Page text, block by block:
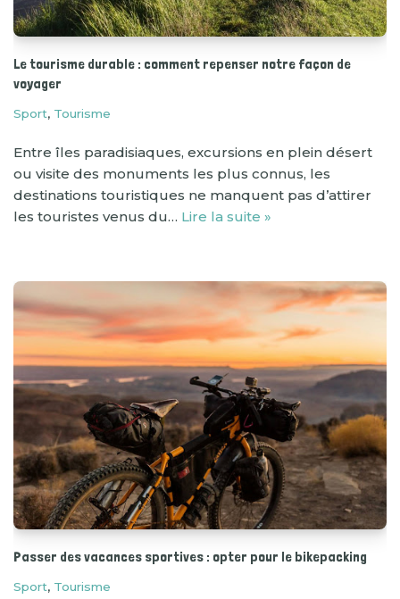
Le tourisme durable : comment repenser notre façon de
voyager
Sport, Tourisme
Entre îles paradisiaques, excursions en plein désert
ou visite des monuments les plus connus, les
destinations touristiques ne manquent pas d’attirer
les touristes venus du… Lire la suite »
Passer des vacances sportives : opter pour le bikepacking
Sport, Tourisme